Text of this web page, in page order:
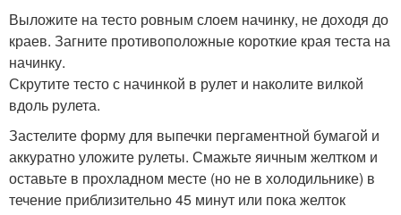
Выложите на тесто ровным слоем начинку, не доходя до
краев. Загните противоположные короткие края теста на
начинку.
Скрутите тесто с начинкой в рулет и наколите вилкой
вдоль рулета.
Застелите форму для выпечки пергаментной бумагой и
аккуратно уложите рулеты. Смажьте яичным желтком и
оставьте в прохладном месте (но не в холодильнике) в
течение приблизительно 45 минут или пока желток